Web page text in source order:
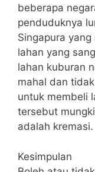
beberapa
penduduknya
Singapura
lahan yang
lahan kuburan
mahal dan
untuk membeli
tersebut
adalah kremasi.
Kesimpulan